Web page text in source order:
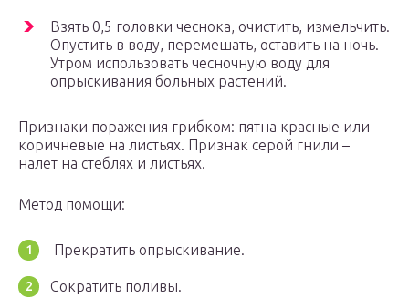
Взять 0,5 головки чеснока, очистить, измельчить.
Опустить в воду, перемешать, оставить на ночь.
Утром использовать чесночную воду для
опрыскивания больных растений.
Признаки поражения грибком: пятна красные или
коричневые на листьях. Признак серой гнили –
налет на стеблях и листьях.
Метод помощи:
Прекратить опрыскивание.
Сократить поливы.